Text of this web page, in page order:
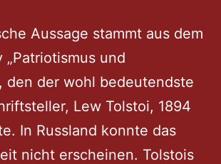
Aussage stammt aus dem
„Patriotismus und
den der wohl bedeutendste
Lew Tolstoi, 1894
In Russland konnte das
nicht erscheinen. Tolstois